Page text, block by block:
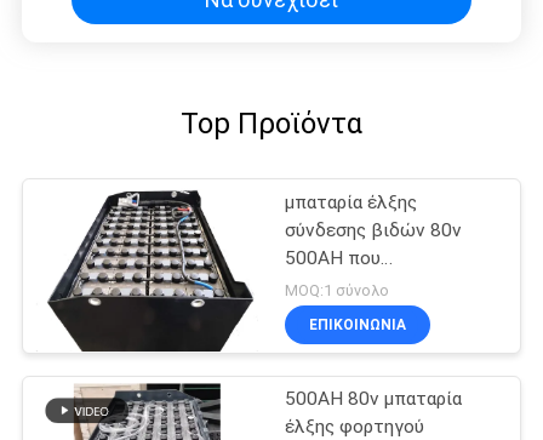
Top Προϊόντα
μπαταρία έλξης
σύνδεσης βιδών 80v
500AH που
προσαρμόζεται για
Forklift MHE
MOQ:1 σύνολο
ΕΠΙΚΟΙΝΩΝΙΑ
500AH 80v μπαταρία
έλξης φορτηγού